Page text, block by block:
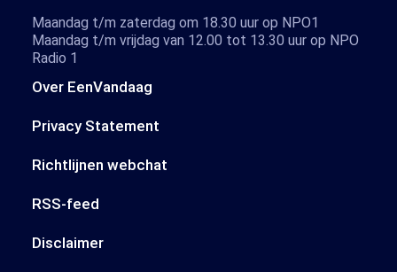
Over EenVandaag
Privacy Statement
Richtlijnen webchat
RSS-feed
Disclaimer
Maandag t/m zaterdag om 18.30 uur op NPO1
Maandag t/m vrijdag van 12.00 tot 13.30 uur op NPO
Radio 1